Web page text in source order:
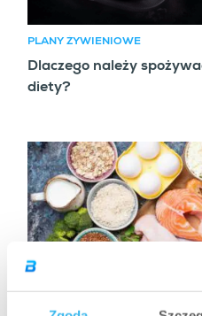
PLANY ŻYWIENIOWE
Dlaczego należy
diety?